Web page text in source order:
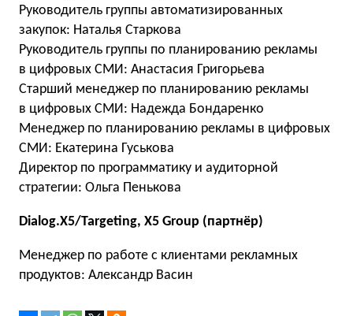
Руководитель группы автоматизированных
закупок: Наталья Старкова
Руководитель группы по планированию рекламы
в цифровых СМИ: Анастасия Григорьева
Старший менеджер по планированию рекламы
в цифровых СМИ: Надежда Бондаренко
Менеджер по планированию рекламы в цифровых
СМИ: Екатерина Гуськова
Директор по программатику и аудиторной
стратегии: Ольга Пенькова
Dialog.X5/Targeting, X5 Group (партнёр)
Менеджер по работе с клиентами рекламных
продуктов: Александр Васин